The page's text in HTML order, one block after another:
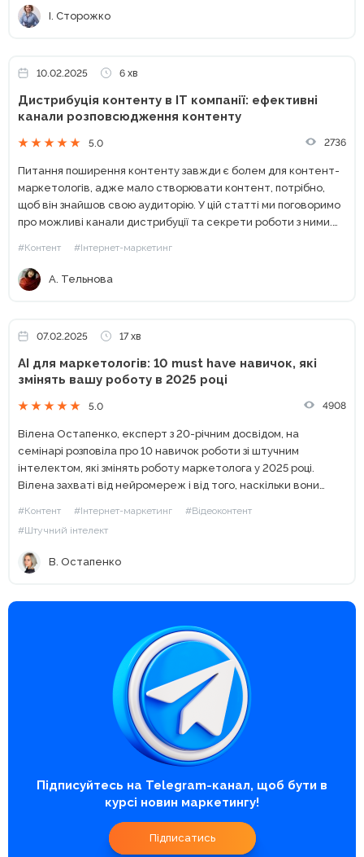
І. Сторожко
10.02.2025 6 хв
Дистрибуція контенту в IT компанії: ефективні
канали розповсюдження контенту
5.0 2736
Питання поширення контенту завжди є болем для контент-
маркетологів, адже мало створювати контент, потрібно,
щоб він знайшов свою аудиторію. У цій статті ми поговоримо
про можливі канали дистрибуції та секрети роботи з ними.
розповсюдження контенту —...
#Контент #Інтернет-маркетинг
А. Тельнова
07.02.2025 17 хв
AI для маркетологів: 10 must have навичок, які
змінять вашу роботу в 2025 році
5.0 4908
Вілена Остапенко, експерт з 20-річним досвідом, на
семінарі розповіла про 10 навичок роботи зі штучним
інтелектом, які змінять роботу маркетолога у 2025 році.
Вілена захваті від нейромереж і від того, наскільки вони
зробити її більш...
#Контент #Інтернет-маркетинг
#Відеоконтент
#Штучний інтелект
В. Остапенко
Підписуйтесь на Telegram-канал, щоб бути в
курсі новин маркетингу!
Підписатись